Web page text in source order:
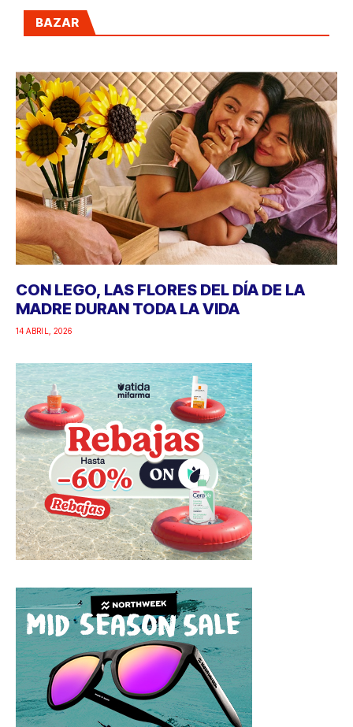
BAZAR
CON LEGO, LAS FLORES DEL DÍA DE LA
MADRE DURAN TODA LA VIDA
14 ABRIL, 2026